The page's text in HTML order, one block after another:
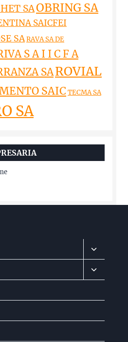
SAOBRING SA
SAICFEI
SARAVA SA DE
S A I I C F A
SAROVIAL
SAIC TECMA SA
SA
Alternar
menú
hijo
Alternar
menú